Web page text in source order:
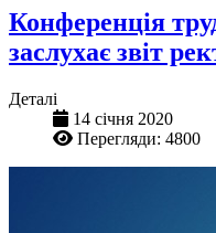
Конференція
заслухає звіт
Деталі
14 січня 2020
Перегляди: 4800